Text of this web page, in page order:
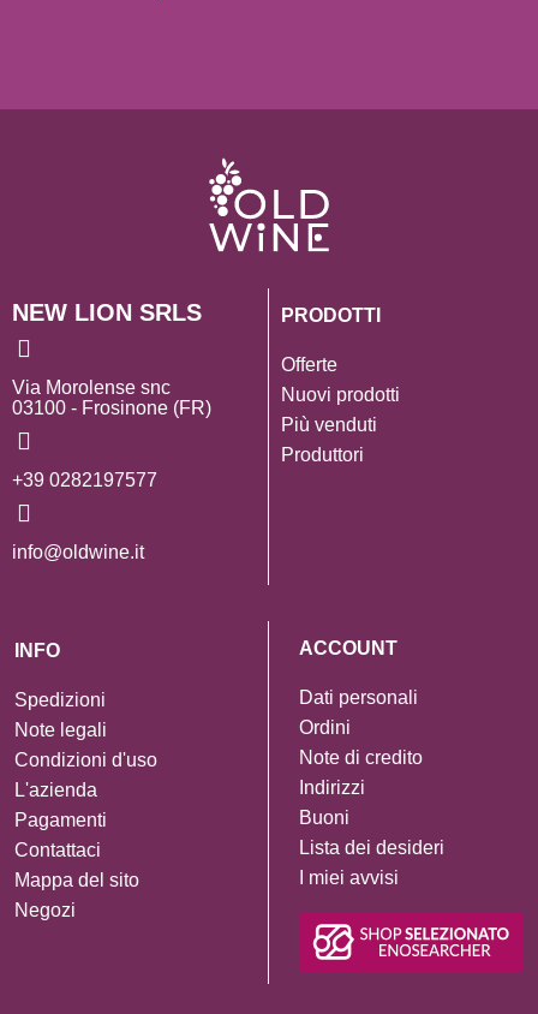
NEW LION SRLS
Via Morolense snc
03100 - Frosinone (FR)
+39 0282197577
info@oldwine.it
PRODOTTI
Offerte
Nuovi prodotti
Più venduti
Produttori
INFO
Spedizioni
Note legali
Condizioni d'uso
L'azienda
Pagamenti
Contattaci
Mappa del sito
Negozi
ACCOUNT
Dati personali
Ordini
Note di credito
Indirizzi
Buoni
Lista dei desideri
I miei avvisi